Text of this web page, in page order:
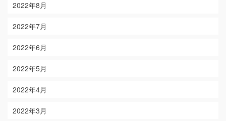
2022年8月
2022年7月
2022年6月
2022年5月
2022年4月
2022年3月